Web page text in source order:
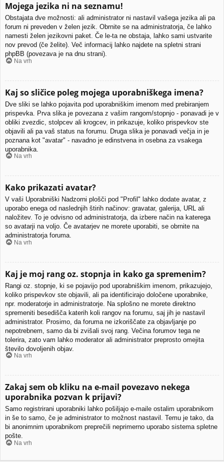
Mojega jezika ni na seznamu!
Obstajata dve možnosti: ali administrator ni nastavil vašega jezika ali pa
forum ni preveden v želen jezik. Obrnite se na administratorja, če lahko
namesti želen jezikovni paket. Če le-ta ne obstaja, lahko sami ustvarite
nov prevod (če želite). Več informacij lahko najdete na spletni strani
phpBB (povezava je na dnu strani).
Na vrh
Kaj so sličice poleg mojega uporabniškega imena?
Dve sliki se lahko pojavita pod uporabniškim imenom med prebiranjem
prispevka. Prva slika je povezana z vašim rangom/stopnjo - ponavadi je v
obliki zvezdic, stolpcev ali krogcev, in prikazuje, koliko prispevkov ste
objavili ali pa vaš status na forumu. Druga slika je ponavadi večja in je
poznana kot "avatar" - navadno je edinstvena in osebna za vsakega
uporabnika.
Na vrh
Kako prikazati avatar?
V vaši Uporabniški Nadzorni plošči pod "Profil" lahko dodate avatar, z
uporabo enega od naslednjih štirih načinov: gravatar, galerija, URL ali
naložitev. To je odvisno od administratorja, da izbere način na katerega
so avatarji na voljo. Če avatarjev ne morete uporabiti, se obrnite na
administratorja foruma.
Na vrh
Kaj je moj rang oz. stopnja in kako ga spremenim?
Rangi oz. stopnje, ki se pojavijo pod uporabniškim imenom, prikazujejo,
koliko prispevkov ste objavili, ali pa identificirajo določene uporabnike,
npr. moderatorje in administratorje. Na splošno ne morete direktno
spremeniti besedišča katerih koli rangov na forumu, saj jih je nastavil
administrator. Prosimo, da foruma ne izkoriščate za objavljanje po
nepotrebnem, samo da bi zvišali svoj rang. Večina forumov tega ne
tolerira, zato vam lahko moderator ali administrator preprosto omejita
število dovoljenih objav.
Na vrh
Zakaj sem ob kliku na e-mail povezavo nekega
uporabnika pozvan k prijavi?
Samo registrirani uporabniki lahko pošiljajo e-maile ostalim uporabnikom
in še to samo, če je administrator to možnost nastavil. Temu je tako, da
bi anonimnim uporabnikom preprečili neprimerno uporabo sistema spletne
pošte.
Na vrh